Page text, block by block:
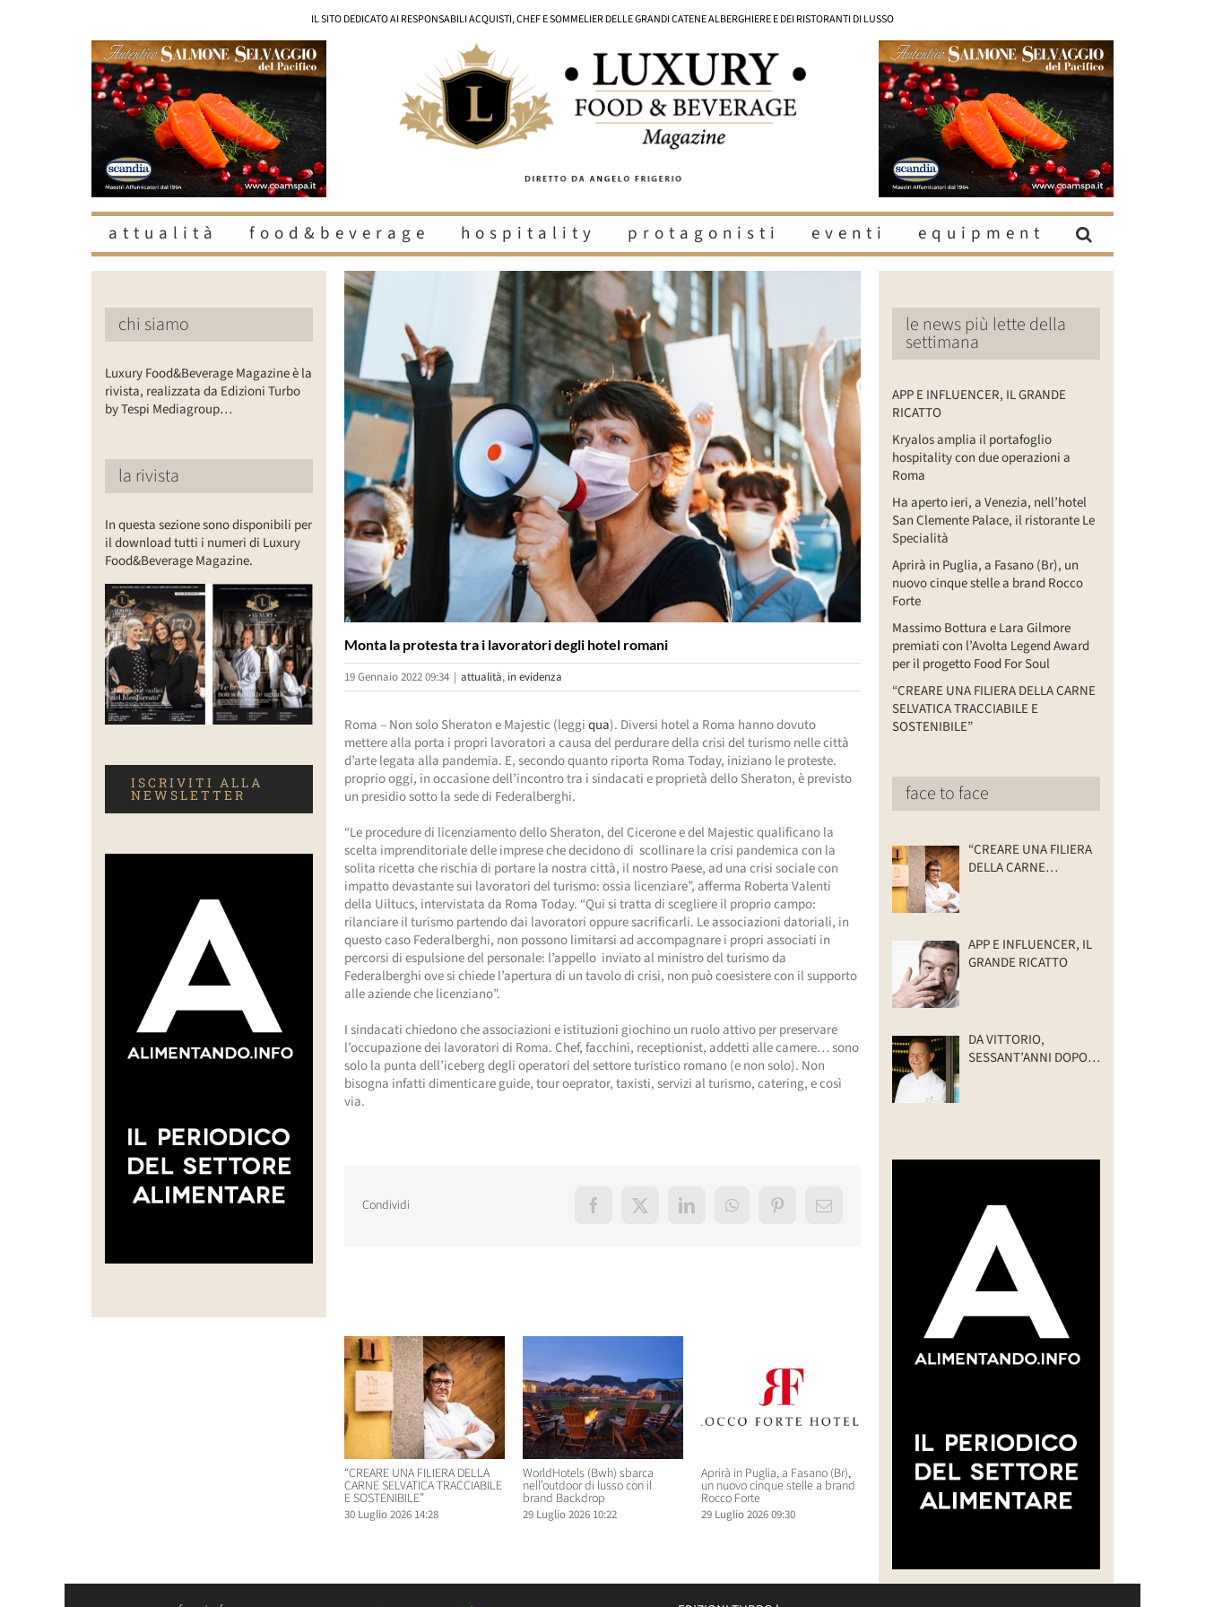
IL SITO DEDICATO AI RESPONSABILI ACQUISTI, CHEF E SOMMELIER DELLE GRANDI CATENE ALBERGHIERE E DEI RISTORANTI DI LUSSO
attualità food&beverage hospitality protagonisti eventi equipment
Ingrandisci
immagine
Monta la protesta tra i lavoratori degli hotel romani
19 Gennaio 2022 09:34 | attualità, in evidenza
Roma – Non solo Sheraton e Majestic (leggiqua). Diversi hotel a Roma hanno dovuto
mettere alla porta i propri lavoratori a causa del perdurare della crisi del turismo nelle città
d’arte legata alla pandemia. E, secondo quanto riporta Roma Today, iniziano le proteste.
proprio oggi, in occasione dell’incontro tra i sindacati e proprietà dello Sheraton, è previsto
un presidio sotto la sede di Federalberghi.
“Le procedure di licenziamento dello Sheraton, del Cicerone e del Majestic qualificano la
scelta imprenditoriale delle imprese che decidono di scollinare la crisi pandemica con la
solita ricetta che rischia di portare la nostra città, il nostro Paese, ad una crisi sociale con
impatto devastante sui lavoratori del turismo: ossia licenziare”, afferma Roberta Valenti
della Uiltucs, intervistata da Roma Today. “Qui si tratta di scegliere il proprio campo:
rilanciare il turismo partendo dai lavoratori oppure sacrificarli. Le associazioni datoriali, in
questo caso Federalberghi, non possono limitarsi ad accompagnare i propri associati in
percorsi di espulsione del personale: l’appello inviato al ministro del turismo da
Federalberghi ove si chiede l’apertura di un tavolo di crisi, non può coesistere con il supporto
alle aziende che licenziano”.
I sindacati chiedono che associazioni e istituzioni giochino un ruolo attivo per preservare
l’occupazione dei lavoratori di Roma. Chef, facchini, receptionist, addetti alle camere… sono
solo la punta dell’iceberg degli operatori del settore turistico romano (e non solo). Non
bisogna infatti dimenticare guide, tour oeprator, taxisti, servizi al turismo, catering, e così
via.
Condividi Facebook
X LinkedInWhatsAppPinterestEmail
“CREARE UNA FILIERA DELLA
CARNE SELVATICA TRACCIABILE
E SOSTENIBILE”
30 Luglio 2026 14:28
WorldHotels (Bwh) sbarca
nell’outdoor di lusso con il
brand Backdrop
29 Luglio 2026 10:22
Aprirà in Puglia, a Fasano (Br),
un nuovo cinque stelle a brand
Rocco Forte
29 Luglio 2026 09:30
“CREARE UNA FILIERA DELLA
CARNE SELVATICA TRACCIABILE
E SOSTENIBILE”
30 Luglio 2026 14:28
WorldHotels (Bwh) sbarca
nell’outdoor di lusso con il
brand Backdrop
29 Luglio 2026 10:22
chi siamo
Luxury Food&Beverage Magazine è la
rivista, realizzata da Edizioni Turbo
by Tespi Mediagroup…
la rivista
In questa sezione sono disponibili per
il download tutti i numeri di Luxury
Food&Beverage Magazine.
ISCRIVITI ALLA
NEWSLETTER
le news più lette della
settimana
APP E INFLUENCER, IL GRANDE
RICATTO
Kryalos amplia il portafoglio
hospitality con due operazioni a
Roma
Ha aperto ieri, a Venezia, nell’hotel
San Clemente Palace, il ristorante Le
Specialità
Aprirà in Puglia, a Fasano (Br), un
nuovo cinque stelle a brand Rocco
Forte
Massimo Bottura e Lara Gilmore
premiati con l’Avolta Legend Award
per il progetto Food For Soul
“CREARE UNA FILIERA DELLA CARNE
SELVATICA TRACCIABILE E
SOSTENIBILE”
face to face
“CREARE UNA FILIERA
DELLA CARNE
APP E INFLUENCER, IL
GRANDE RICATTO
DA VITTORIO,
SESSANT’ANNI DOPO: